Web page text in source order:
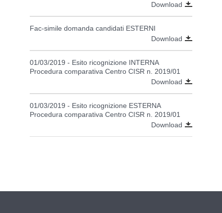
Download
Fac-simile domanda candidati ESTERNI
Download
01/03/2019 - Esito ricognizione INTERNA
Procedura comparativa Centro CISR n. 2019/01
Download
01/03/2019 - Esito ricognizione ESTERNA
Procedura comparativa Centro CISR n. 2019/01
Download